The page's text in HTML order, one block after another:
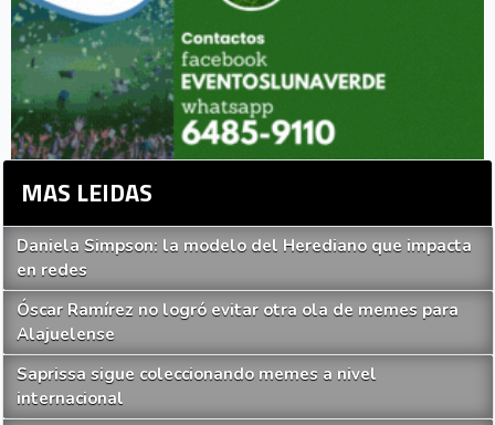
MAS LEIDAS
Daniela Simpson: la modelo del Herediano que impacta
en redes
Óscar Ramírez no logró evitar otra ola de memes para
Alajuelense
Saprissa sigue coleccionando memes a nivel
internacional